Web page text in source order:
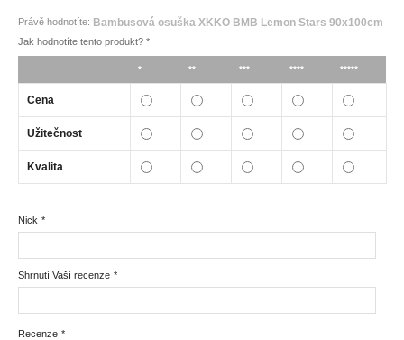
Právě hodnotíte: Bambusová osuška XKKO BMB Lemon Stars 90x100cm
Jak hodnotíte tento produkt? *
* ** *** **** *****
Cena
Užitečnost
Kvalita
*
Nick
*
Shrnutí Vaší recenze
*
Recenze